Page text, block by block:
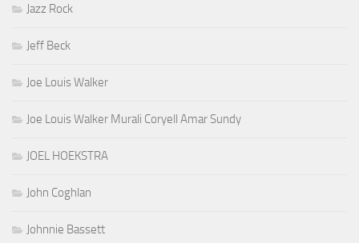
Jazz Rock
Jeff Beck
Joe Louis Walker
Joe Louis Walker Murali Coryell Amar Sundy
JOEL HOEKSTRA
John Coghlan
Johnnie Bassett